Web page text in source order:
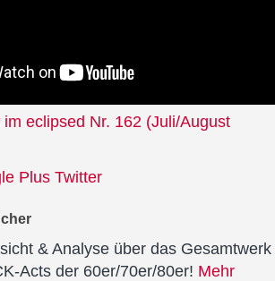
eclipsed Nr. 162 (Juli/August
Plus Twitter
& Analyse über das Gesamtwerk
Acts der 60er/70er/80er! Mehr